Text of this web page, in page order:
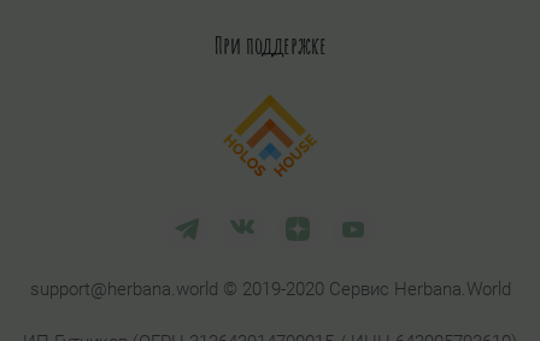
При поддержке
support@herbana.world © 2019-2020 Сервис Herbana.World